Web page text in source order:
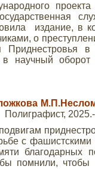
проекта
издание, в
о
в научный
с
благодарных
помнили, чтобы